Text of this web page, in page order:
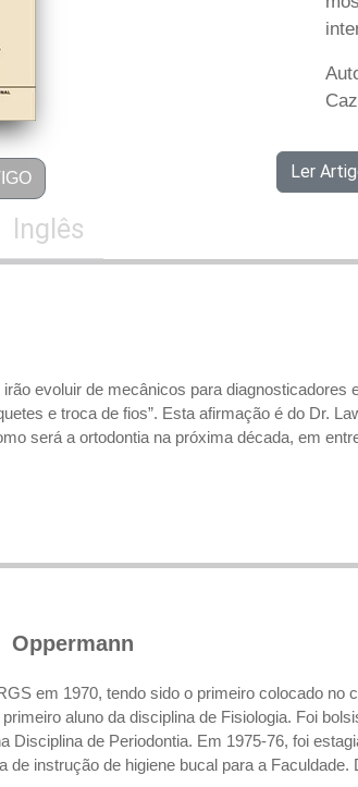
Ler
Inglês
irão evoluir de mecânicos para
e troca de fios”. Esta afirmação é do Dr.
será a ortodontia na próxima década, em
em 1970, tendo sido o primeiro colocado
aluno da disciplina de Fisiologia. Foi
Disciplina de Periodontia. Em 1975-76, foi
de instrução de higiene bucal para a Faculdade.